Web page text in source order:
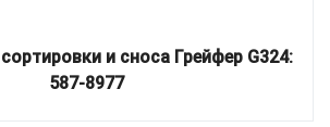
и сноса Грейфер G324:
587-8977